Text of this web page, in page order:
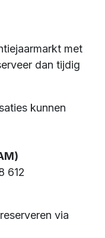
met
dan tijdig
kunnen
612
via